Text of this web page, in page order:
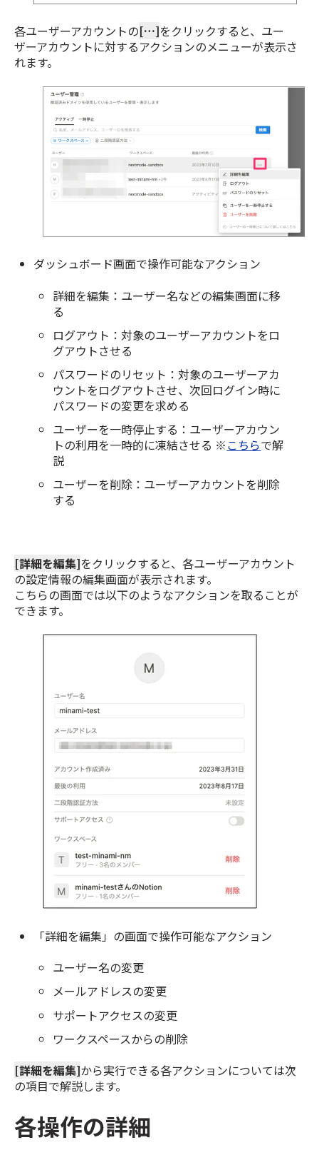
各ユーザーアカウントの[…]をクリックすると、ユー
ザーアカウントに対するアクションのメニューが表示さ
れます。
ダッシュボード画面で操作可能なアクション
詳細を編集：ユーザー名などの編集画面に移
る
ログアウト：対象のユーザーアカウントをロ
グアウトさせる
パスワードのリセット：対象のユーザーアカ
ウントをログアウトさせ、次回ログイン時に
パスワードの変更を求める
ユーザーを一時停止する：ユーザーアカウン
トの利用を一時的に凍結させる ※こちらで解
説
ユーザーを削除：ユーザーアカウントを削除
する
[詳細を編集]をクリックすると、各ユーザーアカウント
の設定情報の編集画面が表示されます。
こちらの画面では以下のようなアクションを取ることが
できます。
「詳細を編集」の画面で操作可能なアクション
ユーザー名の変更
メールアドレスの変更
サポートアクセスの変更
ワークスペースからの削除
[詳細を編集]から実行できる各アクションについては次
の項目で解説します。
各操作の詳細